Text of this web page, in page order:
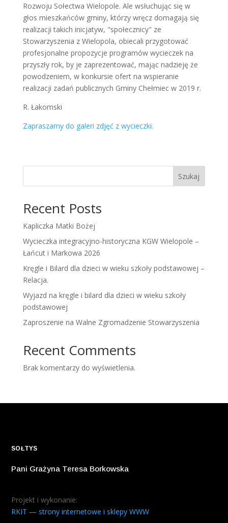
Rozwoju Sołectwa Wielopole. Ale wsłuchując się w
głos mieszkańców gminy, którzy wręcz domagają się
realizacji takich inicjatyw, "społecznicy" ze
Stowarzyszenia z Wielopola, obiecali przygotować
profesjonalne propozycje programów wycieczek na
przyszły rok, by je zaprezentować, mając nadzieję że
powodzeniem, w konkursie ofert na wspieranie
realizacji zadań publicznych Gminy Chełmiec w 2019 r.
R. Łakomski
Zapraszamy do galeri zdjęć z wycieczki.
Szukaj
Recent Posts
Kapliczka Matki Bożej
Wycieczka integracyjno-historyczna KGW Wielopole –
Łańcut i Markowa 2026
Kręgle i Bilard dla dzieci w wieku szkoły podstawowej –
Relacja.
Wyjazd na kręgle i bilard dla dzieci w wieku szkoły
podstawowej
Zaproszenie na Walne Zgromadzenie Stowarzyszenia
Recent Comments
Brak komentarzy do wyświetlenia.
SOŁTYS
Pani Grażyna Teresa Borkowska
Projekt i wykonanie:
RKIT — strony internetowe i sklepy WWW